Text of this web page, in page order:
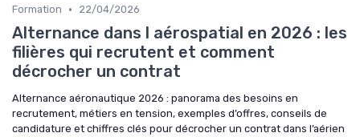
Formation • 22/04/2026
Alternance dans l aérospatial en 2026 : les
filières qui recrutent et comment
décrocher un contrat
Alternance aéronautique 2026 : panorama des besoins en
recrutement, métiers en tension, exemples d’offres, conseils de
candidature et chiffres clés pour décrocher un contrat dans l’aérien